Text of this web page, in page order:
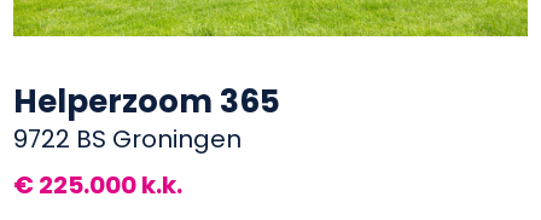
Helperzoom 365
9722 BS Groningen
€ 225.000 k.k.